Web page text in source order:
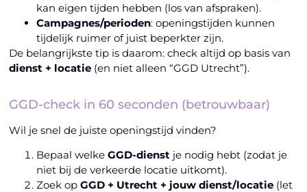
kan eigen tijden hebben (los van afspraken).
Campagnes/perioden: openingstijden kunnen
tijdelijk ruimer of juist beperkter zijn.
De belangrijkste tip is daarom: check altijd op basis van
dienst + locatie (en niet alleen “GGD Utrecht”).
GGD-check in 60 seconden (betrouwbaar)
Wil je snel de juiste openingstijd vinden?
Bepaal welkeGGD-dienst je nodig hebt (zodat je
niet bij de verkeerde locatie uitkomt).
Zoek opGGD + Utrecht + jouw dienst/locatie (let